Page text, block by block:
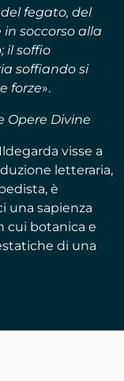
fegato, del
soccorso alla
il soffio
soffiando si
forze».
Opere Divine
visse a
letteraria,
è
una sapienza
cui botanica e
di una